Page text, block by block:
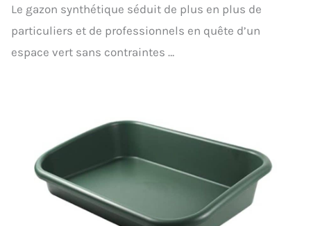
Le gazon synthétique séduit de plus en plus de
particuliers et de professionnels en quête d’un
espace vert sans contraintes …